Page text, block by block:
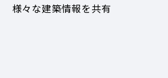
様々な建築情報を共有